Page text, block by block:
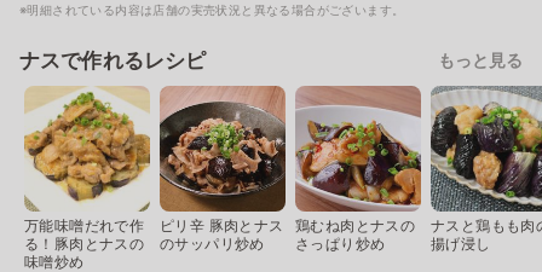
※明細されている内容は店舗の実売状況と異なる場合がございます。
ナスで作れるレシピ もっと見る
万能味噌だれで作
る！豚肉とナスの
味噌炒め
ピリ辛 豚肉とナス
のサッパリ炒め
鶏むね肉とナスの
さっぱり炒め
ナスと鶏もも肉
揚げ浸し